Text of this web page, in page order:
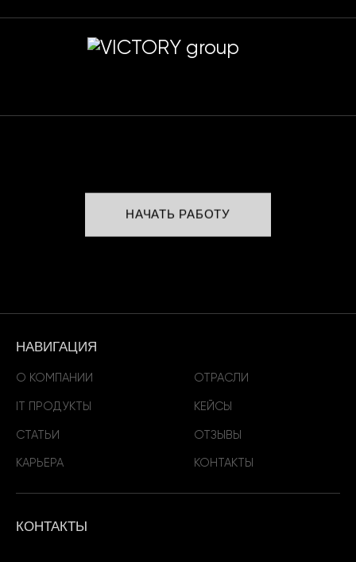
НАЧАТЬ РАБОТУ
НАВИГАЦИЯ
О КОМПАНИИ ОТРАСЛИ
IT ПРОДУКТЫ КЕЙСЫ
СТАТЬИ ОТЗЫВЫ
КАРЬЕРА КОНТАКТЫ
КОНТАКТЫ